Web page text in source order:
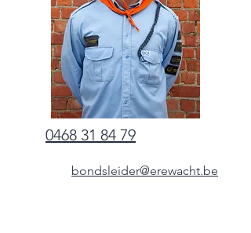
0468 31 84 79
bondsleider@erewacht.be